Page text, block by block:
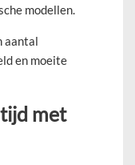
modellen.
aantal
en moeite
met